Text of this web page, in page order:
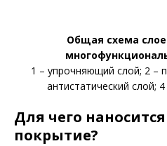
Общая схема
1 – упрочняющий слой; 2 –
антистатический слой;
Для чего
покрытие?